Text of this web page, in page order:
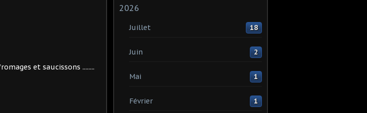
et saucissons ........
2026
Juillet 18
Juin 2
Mai 1
Février 1